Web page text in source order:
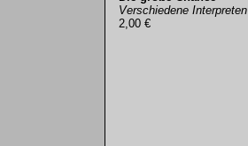
Verschiedene Interpreten
2,00 €